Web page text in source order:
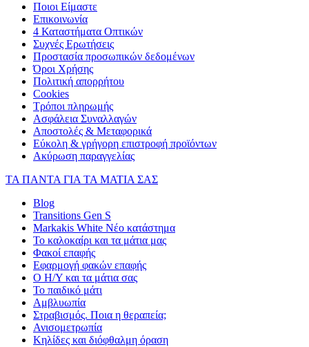
Ποιοι Είμαστε
Επικοινωνία
4 Καταστήματα Οπτικών
Συχνές Ερωτήσεις
Προστασία προσωπικών δεδομένων
Όροι Χρήσης
Πολιτική απορρήτου
Cookies
Τρόποι πληρωμής
Ασφάλεια Συναλλαγών
Αποστολές & Μεταφορικά
Εύκολη & γρήγορη επιστροφή προϊόντων
Ακύρωση παραγγελίας
ΤΑ ΠΑΝΤΑ ΓΙΑ ΤΑ ΜΑΤΙΑ ΣΑΣ
Blog
Transitions Gen S
Markakis White Νέο κατάστημα
Το καλοκαίρι και τα μάτια μας
Φακοί επαφής
Εφαρμογή φακών επαφής
Ο Η/Υ και τα μάτια σας
Το παιδικό μάτι
Αμβλυωπία
Στραβισμός. Ποια η θεραπεία;
Ανισομετρωπία
Κηλίδες και διόφθαλμη όραση